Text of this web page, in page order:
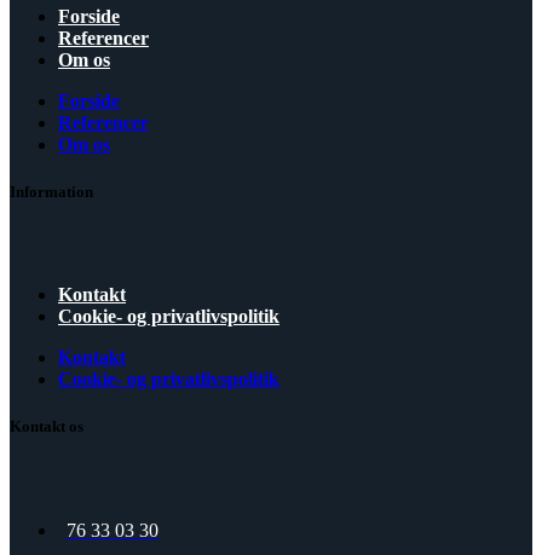
Forside
Referencer
Om os
Forside
Referencer
Om os
Information
Kontakt
Cookie- og privatlivspolitik
Kontakt
Cookie- og privatlivspolitik
Kontakt os
76 33 03 30